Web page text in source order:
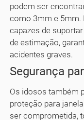
podem ser
como 3mm e 5mm.
capazes de
de estimação,
acidentes graves.
Segurança
Os idosos também
proteção para
ser comprometida,